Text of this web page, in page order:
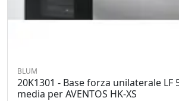
BLUM
20K1301 - Base forza unilaterale LF
media per AVENTOS HK-XS